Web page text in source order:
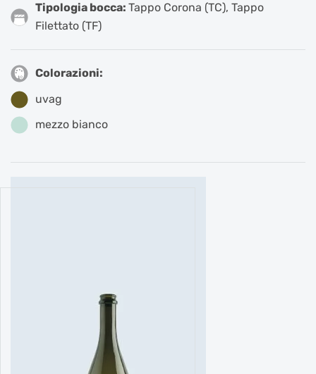
Tipologia bocca: Tappo Corona (TC), Tappo
Filettato (TF)
Colorazioni:
uvag
mezzo bianco